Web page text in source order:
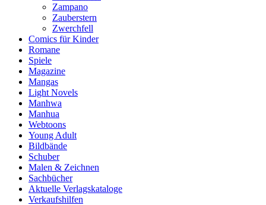
Zampano
Zauberstern
Zwerchfell
Comics für Kinder
Romane
Spiele
Magazine
Mangas
Light Novels
Manhwa
Manhua
Webtoons
Young Adult
Bildbände
Schuber
Malen & Zeichnen
Sachbücher
Aktuelle Verlagskataloge
Verkaufshilfen